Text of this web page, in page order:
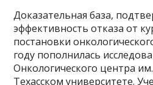
Доказательная база,
эффективность отказа от
постановки
году пополнилась
Онкологического центра
Техасском университете.